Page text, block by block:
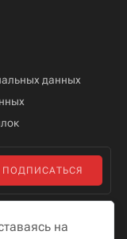
данных
ПОДПИСАТЬСЯ
на